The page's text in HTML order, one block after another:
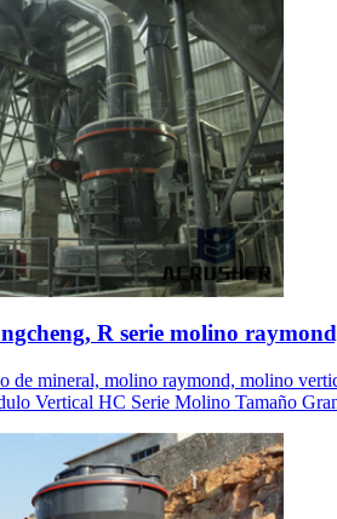
R serie molino
mineral, molino raymond, molino
Vertical HC Serie Molino Tamaño